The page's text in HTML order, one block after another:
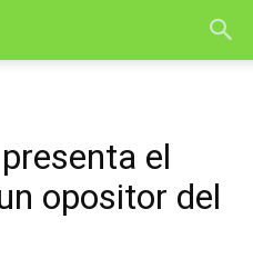
el
opositor del